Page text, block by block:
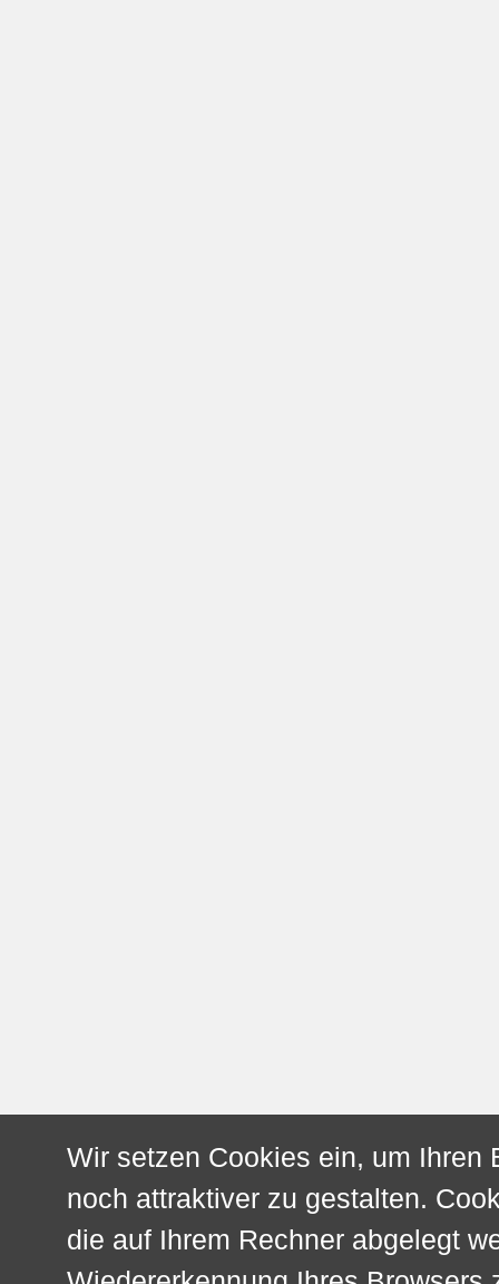
Wir setzen Cookies ein, um Ihren
noch attraktiver zu gestalten.
die auf Ihrem Rechner abgelegt